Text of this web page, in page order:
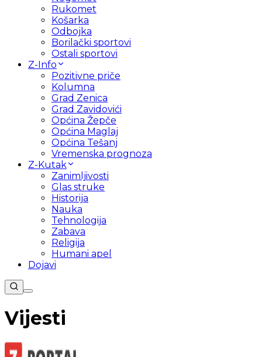
Rukomet
Košarka
Odbojka
Borilački sportovi
Ostali sportovi
Z-Info
Pozitivne priče
Kolumna
Grad Zenica
Grad Zavidovići
Općina Žepče
Općina Maglaj
Općina Tešanj
Vremenska prognoza
Z-Kutak
Zanimljivosti
Glas struke
Historija
Nauka
Tehnologija
Zabava
Religija
Humani apel
Dojavi
Vijesti